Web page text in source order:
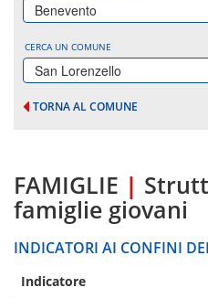
Benevento
CERCA UN COMUNE
San Lorenzello
TORNA AL COMUNE
FAMIGLIE |
famiglie giovani
INDICATORI AI CONFINI
Indicatore